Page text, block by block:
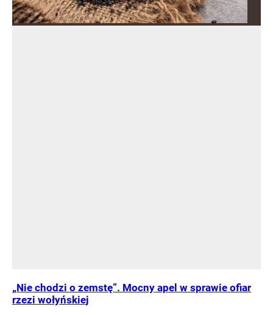
„Nie chodzi o zemstę”. Mocny apel w sprawie ofiar
rzezi wołyńskiej